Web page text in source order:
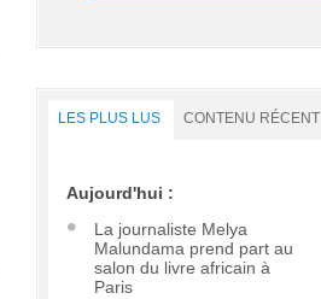
LES PLUS LUS CONTENU RÉCENT
Aujourd'hui :
La journaliste Melya
Malundama prend part au
salon du livre africain à
Paris